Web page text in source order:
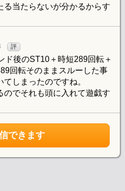
る当たらないが分かるからす
評
ド後のST10＋時短289回転＋
回転そのままスルーした事
しまったのですね。
のでそれも頭に入れて遊戯す
できます